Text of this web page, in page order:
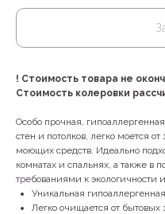
! Стоимость товара не
Стоимость колеровки
Особо прочная,
стен и потолков, легко моется
моющих средств. Идеально
комнатах и спальнях, а также
требованиями к экологичности
Уникальная
Легко очищается от бытовых